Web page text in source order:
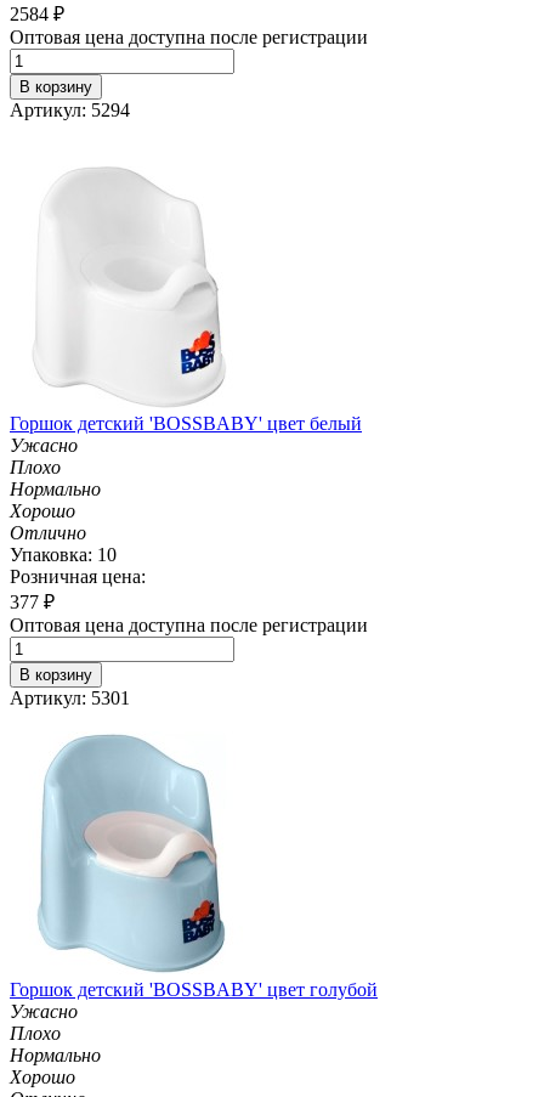
2584 ₽
Оптовая цена доступна после регистрации
В корзину
Артикул: 5294
Горшок детский 'BOSSBABY' цвет белый
Ужасно
Плохо
Нормально
Хорошо
Отлично
Упаковка: 10
Розничная цена:
377 ₽
Оптовая цена доступна после регистрации
В корзину
Артикул: 5301
Горшок детский 'BOSSBABY' цвет голубой
Ужасно
Плохо
Нормально
Хорошо